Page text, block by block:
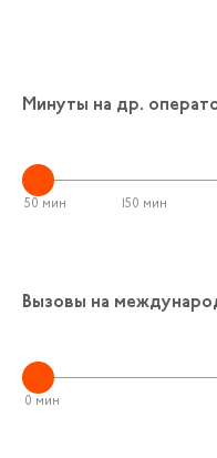
Минуты на др.
50 мин 150 мин
Вызовы на
0 мин